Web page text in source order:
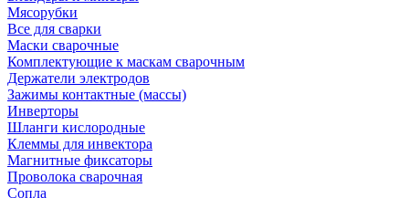
Мясорубки
Все для сварки
Маски сварочные
Комплектующие к маскам сварочным
Держатели электродов
Зажимы контактные (массы)
Инверторы
Шланги кислородные
Клеммы для инвектора
Магнитные фиксаторы
Проволока сварочная
Сопла